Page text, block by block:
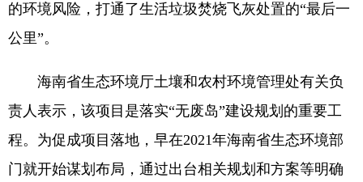
的环境风险，打通了生活垃圾焚烧飞灰处置的“最后一
公里”。
海南省生态环境厅土壤和农村环境管理处有关负
责人表示，该项目是落实“无废岛”建设规划的重要工
程。为促成项目落地，早在2021年海南省生态环境部
门就开始谋划布局，通过出台相关规划和方案等明确